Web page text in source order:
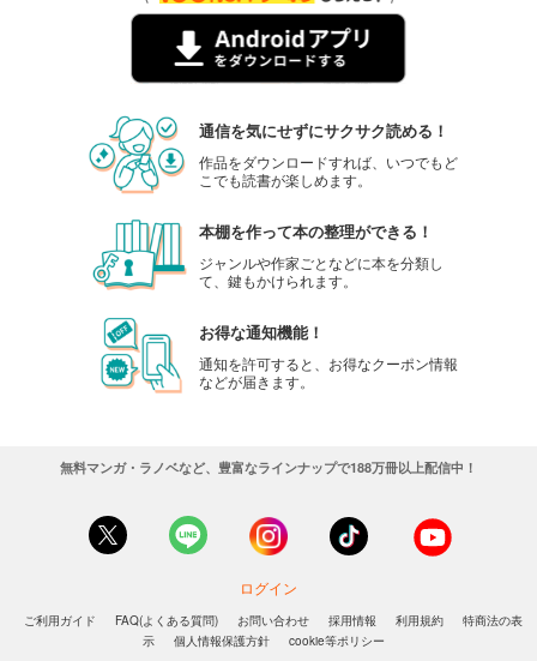
通信を気にせずにサクサク読める！
作品をダウンロードすれば、いつでもど
こでも読書が楽しめます。
本棚を作って本の整理ができる！
ジャンルや作家ごとなどに本を分類し
て、鍵もかけられます。
お得な通知機能！
通知を許可すると、お得なクーポン情報
などが届きます。
無料マンガ・ラノベなど、豊富なラインナップで188万冊以上配信中！
ログイン
ご利用ガイド FAQ(よくある質問) お問い合わせ 採用情報 利用規約
特商法の表
示
個人情報保護方針 cookie等ポリシー